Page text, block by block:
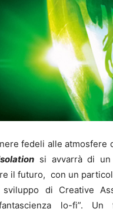
fedeli alle atmosfere
si avvarrà di un
il futuro, con un
di Creative
lo-fi”.